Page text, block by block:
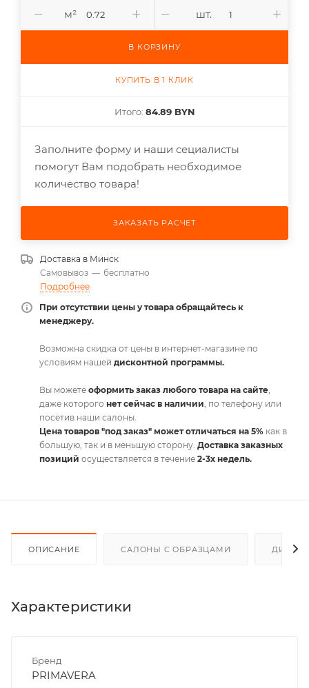
м² шт.
В КОРЗИНУ
КУПИТЬ В 1 КЛИК
Итого: 84.89 BYN
Заполните форму и наши сециалисты
помогут Вам подобрать необходимое
количество товара!
ЗАКАЗАТЬ РАСЧЕТ
Доставка в Минск
Самовывоз — бесплатно
Подробнее
При отсутствии цены у товара обращайтесь к
менеджеру.
Возможна скидка от цены в интернет-магазине по
условиям нашей дисконтной программы.
Вы можете оформить заказ любого товара на сайте,
даже которого нет сейчас в наличии, по телефону или
посетив наши салоны.
Цена товаров "под заказ" может отличаться на 5% как в
большую, так и в меньшую сторону. Доставка заказных
позиций осуществляется в течение 2-3х недель.
ОПИСАНИЕ САЛОНЫ С ОБРАЗЦАМИ
Характеристики
Бренд
PRIMAVERA